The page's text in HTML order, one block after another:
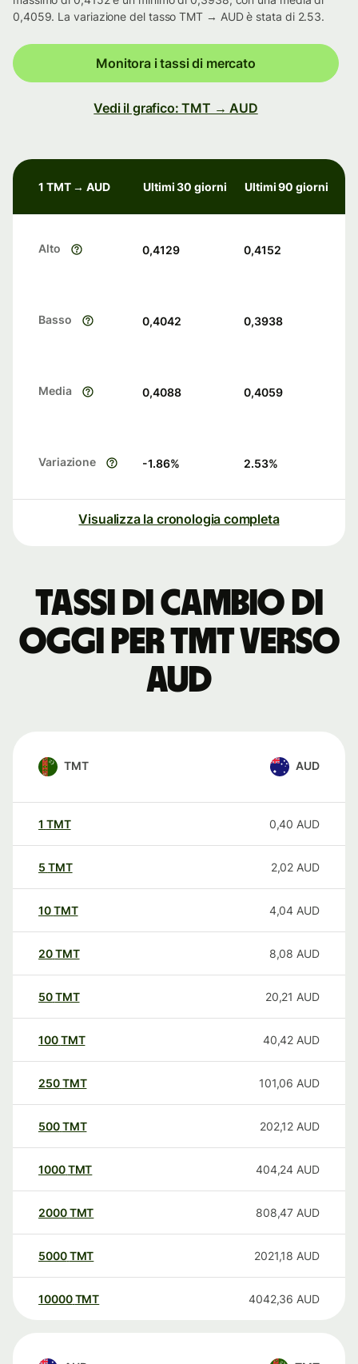
0,4059. La variazione del tasso TMT → AUD è stata di 2.53.
Monitora i tassi di mercato
Vedi il grafico: TMT → AUD
1 TMT → AUD Ultimi 30 giorni Ultimi 90 giorni
Alto 0,4129 0,4152
Basso 0,4042 0,3938
Media 0,4088 0,4059
Variazione -1.86% 2.53%
Visualizza la cronologia completa
Tassi di cambio di
oggi per TMT verso
AUD
TMT AUD
1 TMT 0,40 AUD
5 TMT 2,02 AUD
10TMT 4,04 AUD
20TMT 8,08 AUD
50TMT 20,21 AUD
100TMT 40,42 AUD
250TMT 101,06 AUD
500TMT 202,12 AUD
1000TMT 404,24 AUD
2000TMT 808,47 AUD
5000TMT 2021,18 AUD
10000 TMT 4042,36 AUD